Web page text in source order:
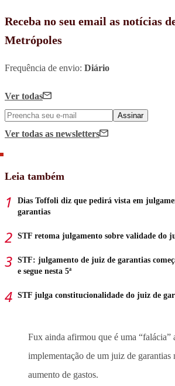
Receba no seu email as notícias
Metrópoles
Frequência de envio: Diário
Ver todas
Assinar
Ver todas as newsletters
Leia também
Dias Toffoli diz que pedirá vista em
garantias
STF retoma julgamento sobre validade do
STF: julgamento de juiz de garantias
e segue nesta 5ª
STF julga constitucionalidade do juiz de
Fux ainda afirmou que é uma “falácia”
implementação de um juiz de garantias
aumento de gastos.